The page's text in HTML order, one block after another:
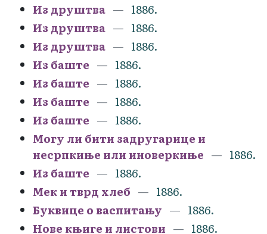
Из друштва
1886.
Из друштва
1886.
Из друштва
1886.
Из баште
1886.
Из баште
1886.
Из баште
1886.
Из баште
1886.
Могу ли бити задругарице и
несрпкиње или иноверкиње
1886.
Из баште
1886.
Мек и тврд хлеб
1886.
Буквице о васпитању
1886.
Нове књиге и листови
1886.